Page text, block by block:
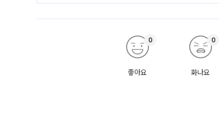
좋아요
0
화나요
0